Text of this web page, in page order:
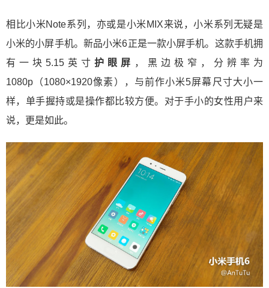
相比小米Note系列，亦或是小米MIX来说，小米系列无疑是
小米的小屏手机。新品小米6正是一款小屏手机。这款手机拥
有一块5.15英寸护眼屏 ，黑边极窄，分辨率为
1080p（1080×1920像素），与前作小米5屏幕尺寸大小一
样，单手握持或是操作都比较方便。对于手小的女性用户来
说，更是如此。